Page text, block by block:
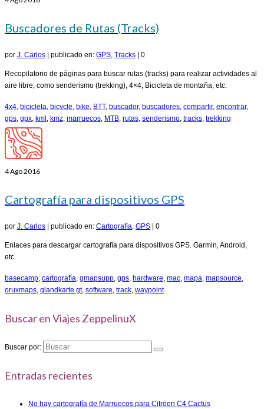
Buscadores de Rutas (Tracks)
por J. Carlos publicado en: GPS, Tracks 0
Recopilatorio de páginas para buscar rutas (tracks) para realizar actividades al
aire libre, como senderismo (trekking), 4×4, Bicicleta de montaña, etc.
4x4, bicicleta, bicycle, bike, BTT, buscador, buscadores, compartir, encontrar,
gps, gpx, kml , kmz, marruecos, MTB, rutas, senderismo, tracks, trekking
4Ago 2016
Cartografía para dispositivos GPS
por J. Carlos publicado en: Cartografía, GPS 0
Enlaces para descargar cartografía para dispositivos GPS. Garmin, Android,
etc.
basecamp, cartografía, gmapsupp, gps, hardware, mac, mapa, mapsource,
oruxmaps, qlandkarte gt, software, track, waypoint
Buscar en Viajes ZeppelinuX
Buscar por:
Entradas recientes
No hay cartografía de Marruecos para Citröen C4 Cactus